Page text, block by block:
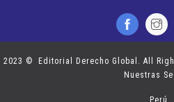
2023 © Editorial Derecho Global. All
Nuestras
Perú